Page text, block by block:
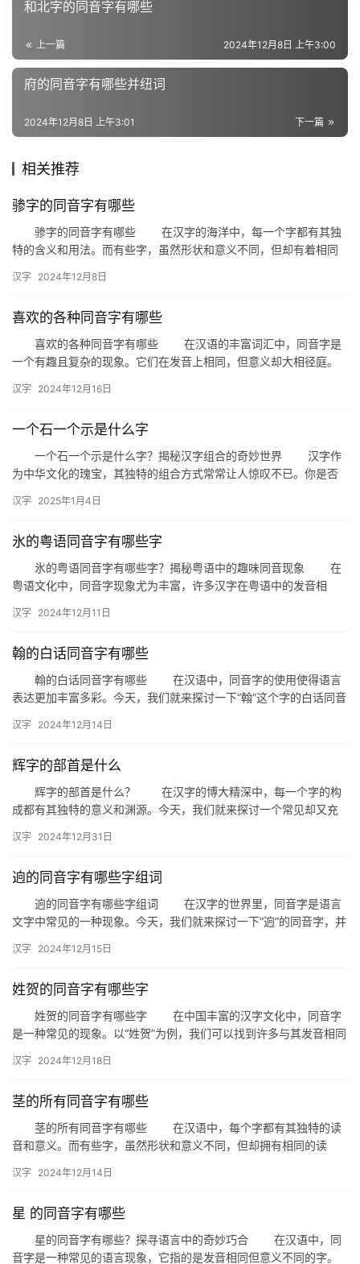
词
音
和北字的同音字有哪些
上一篇 2024年12月8日 上午3:00
府的同音字有哪些并纽词
下一篇
2024年12月8日 上午3:01
相关推荐
骖字的同音字有哪些
骖字的同音字有哪些 在汉字的海洋中，每一个字都有其独
特的含义和用法。而有些字，虽然形状和意义不同，但却有着相同
开…
汉字 2024年12月8日
喜欢的各种同音字有哪些
喜欢的各种同音字有哪些 在汉语的丰富词汇中，同音字是
一个有趣且复杂的现象。它们在发音上相同，但意义却大相径庭。
中的…
汉字 2024年12月16日
一个石一个示是什么字
一个石一个示是什么字？揭秘汉字组合的奇妙世界 汉字作
为中华文化的瑰宝，其独特的组合方式常常让人惊叹不已。你是否
就…
汉字 2025年1月4日
氷的粤语同音字有哪些字
氷的粤语同音字有哪些字？揭秘粤语中的趣味同音现象 在
粤语文化中，同音字现象尤为丰富，许多汉字在粤语中的发音相
个…
汉字 2024年12月11日
翰的白话同音字有哪些
翰的白话同音字有哪些 在汉语中，同音字的使用使得语言
表达更加丰富多彩。今天，我们就来探讨一下“翰”这个字的白话同音
汉字 2024年12月14日
辉字的部首是什么
辉字的部首是什么？ 在汉字的博大精深中，每一个字的构
成都有其独特的意义和渊源。今天，我们就来探讨一个常见却又充
字…
汉字 2024年12月31日
逈的同音字有哪些字组词
逈的同音字有哪些字组词 在汉字的世界里，同音字是语言
文字中常见的一种现象。今天，我们就来探讨一下“逈”的同音字，并
汉字 2024年12月15日
姓贺的同音字有哪些字
姓贺的同音字有哪些字 在中国丰富的汉字文化中，同音字
是一种常见的现象。以“姓贺”为例，我们可以找到许多与其发音相同
汉字 2024年12月18日
茎的所有同音字有哪些
茎的所有同音字有哪些 在汉语中，每个字都有其独特的读
音和意义。而有些字，虽然形状和意义不同，但却拥有相同的读
茎…
汉字 2024年12月14日
星 的同音字有哪些
星的同音字有哪些？探寻语言中的奇妙巧合 在汉语中，同
音字是一种常见的语言现象，它指的是发音相同但意义不同的字。